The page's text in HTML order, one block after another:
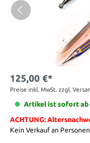
125,00 €*
Preise inkl. MwSt. zzgl.
Artikel ist sofort ab
ACHTUNG:
Kein Verkauf an